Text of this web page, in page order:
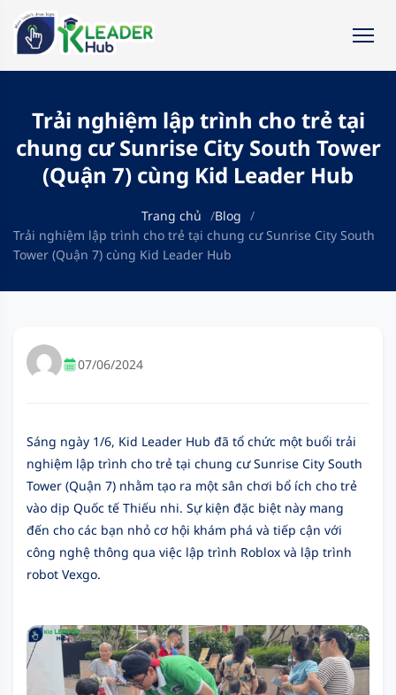
Trải nghiệm lập trình cho trẻ tại
chung cư Sunrise City South Tower
(Quận 7) cùng Kid Leader Hub
Trang chủ
Blog
Trải nghiệm lập trình cho trẻ tại chung cư Sunrise City South
Tower (Quận 7) cùng Kid Leader Hub
07/06/2024
Sáng ngày 1/6, Kid Leader Hub đã tổ chức một buổi trải
nghiệm lập trình cho trẻ tại chung cư Sunrise City South
Tower (Quận 7) nhằm tạo ra một sân chơi bổ ích cho trẻ
vào dịp Quốc tế Thiếu nhi. Sự kiện đặc biệt này mang
đến cho các bạn nhỏ cơ hội khám phá và tiếp cận với
công nghệ thông qua việc lập trình Roblox và lập trình
robot Vexgo.